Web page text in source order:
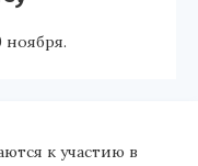
ноября.
к участию в